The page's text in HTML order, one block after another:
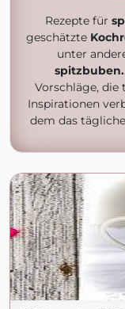
Rezepte für
geschätzte
unter
spitzbuben.
Vorschläge,
Inspirationen
dem das